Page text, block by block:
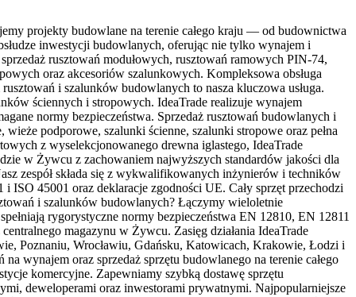
projekty budowlane na terenie całego kraju — od budownictwa
inwestycji budowlanych, oferując nie tylko wynajem i
rusztowań modułowych, rusztowań ramowych PIN-74,
oraz akcesoriów szalunkowych. Kompleksowa obsługa
i szalunków budowlanych to nasza kluczowa usługa.
ściennych i stropowych. IdeaTrade realizuje wynajem
normy bezpieczeństwa. Sprzedaż rusztowań budowlanych i
podporowe, szalunki ścienne, szalunki stropowe oraz pełna
z wyselekcjonowanego drewna iglastego, IdeaTrade
w Żywcu z zachowaniem najwyższych standardów jakości dla
zespół składa się z wykwalifikowanych inżynierów i techników
45001 oraz deklaracje zgodności UE. Cały sprzęt przechodzi
i szalunków budowlanych? Łączymy wieloletnie
rygorystyczne normy bezpieczeństwa EN 12810, EN 12811
magazynu w Żywcu. Zasięg działania IdeaTrade
Poznaniu, Wrocławiu, Gdańsku, Katowicach, Krakowie, Łodzi i
wynajem oraz sprzedaż sprzętu budowlanego na terenie całego
komercyjne. Zapewniamy szybką dostawę sprzętu
deweloperami oraz inwestorami prywatnymi. Najpopularniejsze